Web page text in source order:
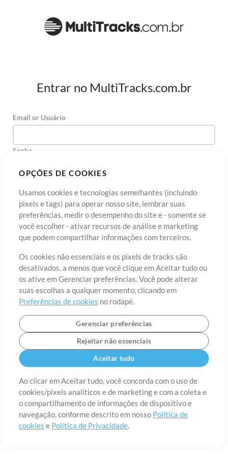
OPÇÕES DE COOKIES
Usamos cookies e tecnologias semelhantes (incluindo
pixels e tags) para operar nosso site, lembrar suas
preferências, medir o desempenho do site e - somente se
você escolher - ativar recursos de análise e marketing
que podem compartilhar informações com terceiros.
Os cookies não essenciais e os pixels de tracks são
desativados, a menos que você clique em Aceitar tudo ou
os ative em Gerenciar preferências. Você pode alterar
suas escolhas a qualquer momento, clicando em
Preferências de cookies no rodapé.
Gerenciar preferências
Rejeitar não essenciais
Aceitar tudo
Ao clicar em Aceitar tudo, você concorda com o uso de
cookies/pixels analíticos e de marketing e com a coleta e
o compartilhamento de informações de dispositivo e
navegação, conforme descrito em nosso Política de
cookies e Política de Privacidade.
Entrar no MultiTracks.com.br
Email or Usuário
Senha
Cadastre-seEsqueceu sua senha?
Termos de Uso Política de Privacidade
Preferências de
Contato
©2006-2026 por MultiTracks LLC. Todos os Direitos Reservados.